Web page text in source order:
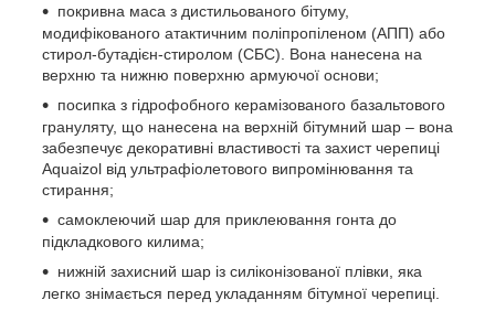
покривна маса з дистильованого бітуму,
модифікованого атактичним поліпропіленом (АПП) або
стирол-бутадієн-стиролом (СБС). Вона нанесена на
верхню та нижню поверхню армуючої основи;
посипка з гідрофобного керамізованого базальтового
грануляту, що нанесена на верхній бітумний шар – вона
забезпечує декоративні властивості та захист черепиці
Aquaizol від ультрафіолетового випромінювання та
стирання;
самоклеючий шар для приклеювання гонта до
підкладкового килима;
нижній захисний шар із силіконізованої плівки, яка
легко знімається перед укладанням бітумної черепиці.